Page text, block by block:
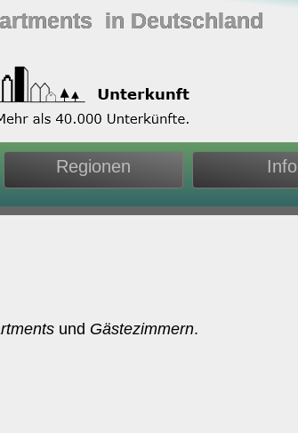
in Deutschland
Regionen Info
und Gästezimmern.